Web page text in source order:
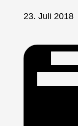
23. Juli 2018